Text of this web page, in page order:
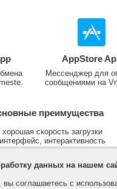
AppStore
Мессенджер для
сообщениями на
преимущества
скорость загрузки
интерактивность
рекламу
и больших файлов
данных на нашем
вы соглашаетесь с